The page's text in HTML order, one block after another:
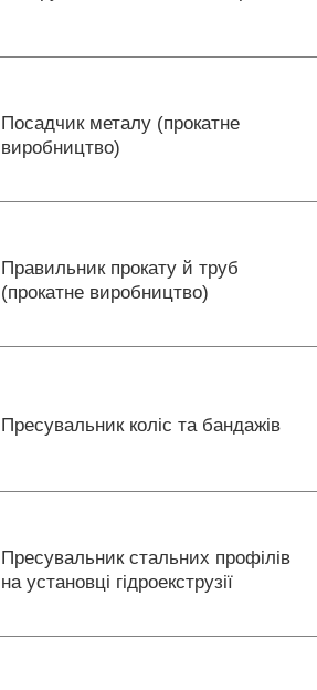
Посадчик металу (прокатне
виробництво)
Правильник прокату й труб
(прокатне виробництво)
Пресувальник коліс та бандажів
Пресувальник стальних профілів
на установці гідроекструзії